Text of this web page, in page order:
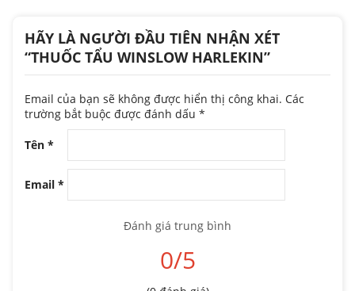
HÃY LÀ NGƯỜI ĐẦU TIÊN NHẬN XÉT
“THUỐC TẨU WINSLOW HARLEKIN”
Email của bạn sẽ không được hiển thị công khai. Các
trường bắt buộc được đánh dấu *
Tên *
Email *
Đánh giá trung bình
0/5